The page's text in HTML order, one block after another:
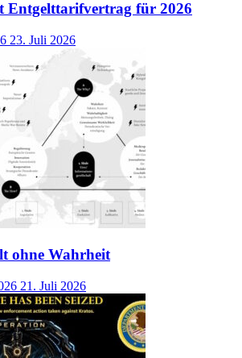
Entgelttarifvertrag für 2026
23. Juli 2026
ohne Wahrheit
21. Juli 2026